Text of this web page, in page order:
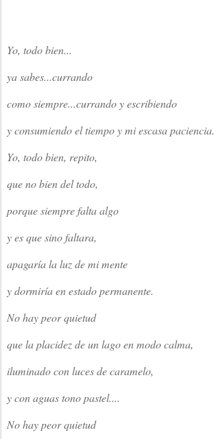
Yo, todo bien...
ya sabes...currando
como siempre...currando y escribiendo
y consumiendo el tiempo y mi escasa paciencia.
Yo, todo bien, repito,
que no bien del todo,
porque siempre falta algo
y es que sino faltara,
apagaría la luz de mi mente
y dormiría en estado permanente.
No hay peor quietud
que la placidez de un lago en modo calma,
iluminado con luces de caramelo,
y con aguas tono pastel....
No hay peor quietud